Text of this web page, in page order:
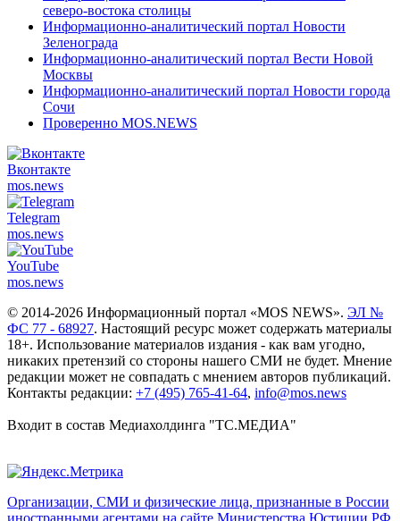
северо-востока столицы
Информационно-аналитический портал Новости
Зеленограда
Информационно-аналитический портал Вести Новой
Москвы
Информационно-аналитический портал Новости города
Сочи
Проверенно MOS.NEWS
Вконтакте
mos.news
Telegram
mos.news
YouTube
mos.news
© 2014-2026 Информационный портал «MOS NEWS». ЭЛ №
ФС 77 - 68927. Настоящий ресурс может содержать материалы
18+. Использование материалов издания - как вам угодно,
никаких претензий со стороны нашего СМИ не будет. Мнение
редакции может не совпадать с мнением авторов публикаций.
Контакты редакции: +7 (495) 765-41-64, info@mos.news
Входит в состав Медиахолдинга "ТС.МЕДИА"
Организации, СМИ и физические лица, признанные в России
иностранными агентами на сайте Министерства Юстиции РФ